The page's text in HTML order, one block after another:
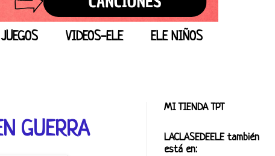
JUEGOS VIDEOS-ELE ELE NIÑOS
GUERRA
MI TIENDA TPT
LACLASEDEELE también
está en: